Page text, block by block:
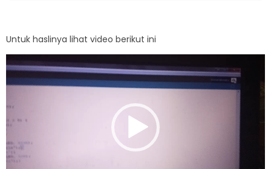
Untuk haslinya lihat video berikut ini
Video
Player